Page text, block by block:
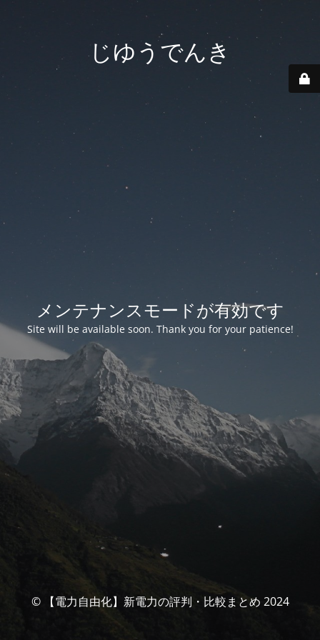
じゆうでんき
メンテナンスモードが有効です
Site will be available soon. Thank you for your patience!
© 【電力自由化】新電力の評判・比較まとめ 2024